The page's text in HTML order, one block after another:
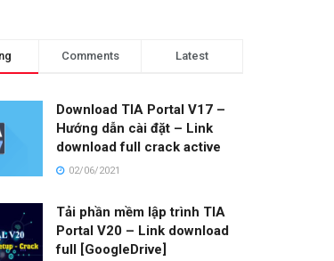
Comments Latest
Download TIA Portal V17 –
Hướng dẫn cài đặt – Link
download full crack active
02/06/2021
Tải phần mềm lập trình TIA
Portal V20 – Link download
full [GoogleDrive]